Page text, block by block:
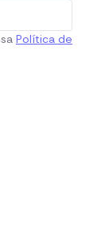
Política de